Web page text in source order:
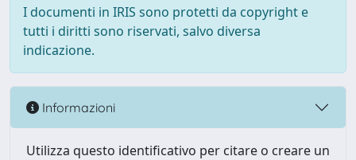
I documenti in IRIS sono protetti da copyright e
tutti i diritti sono riservati, salvo diversa
indicazione.
Informazioni
Utilizza questo identificativo per citare o creare un